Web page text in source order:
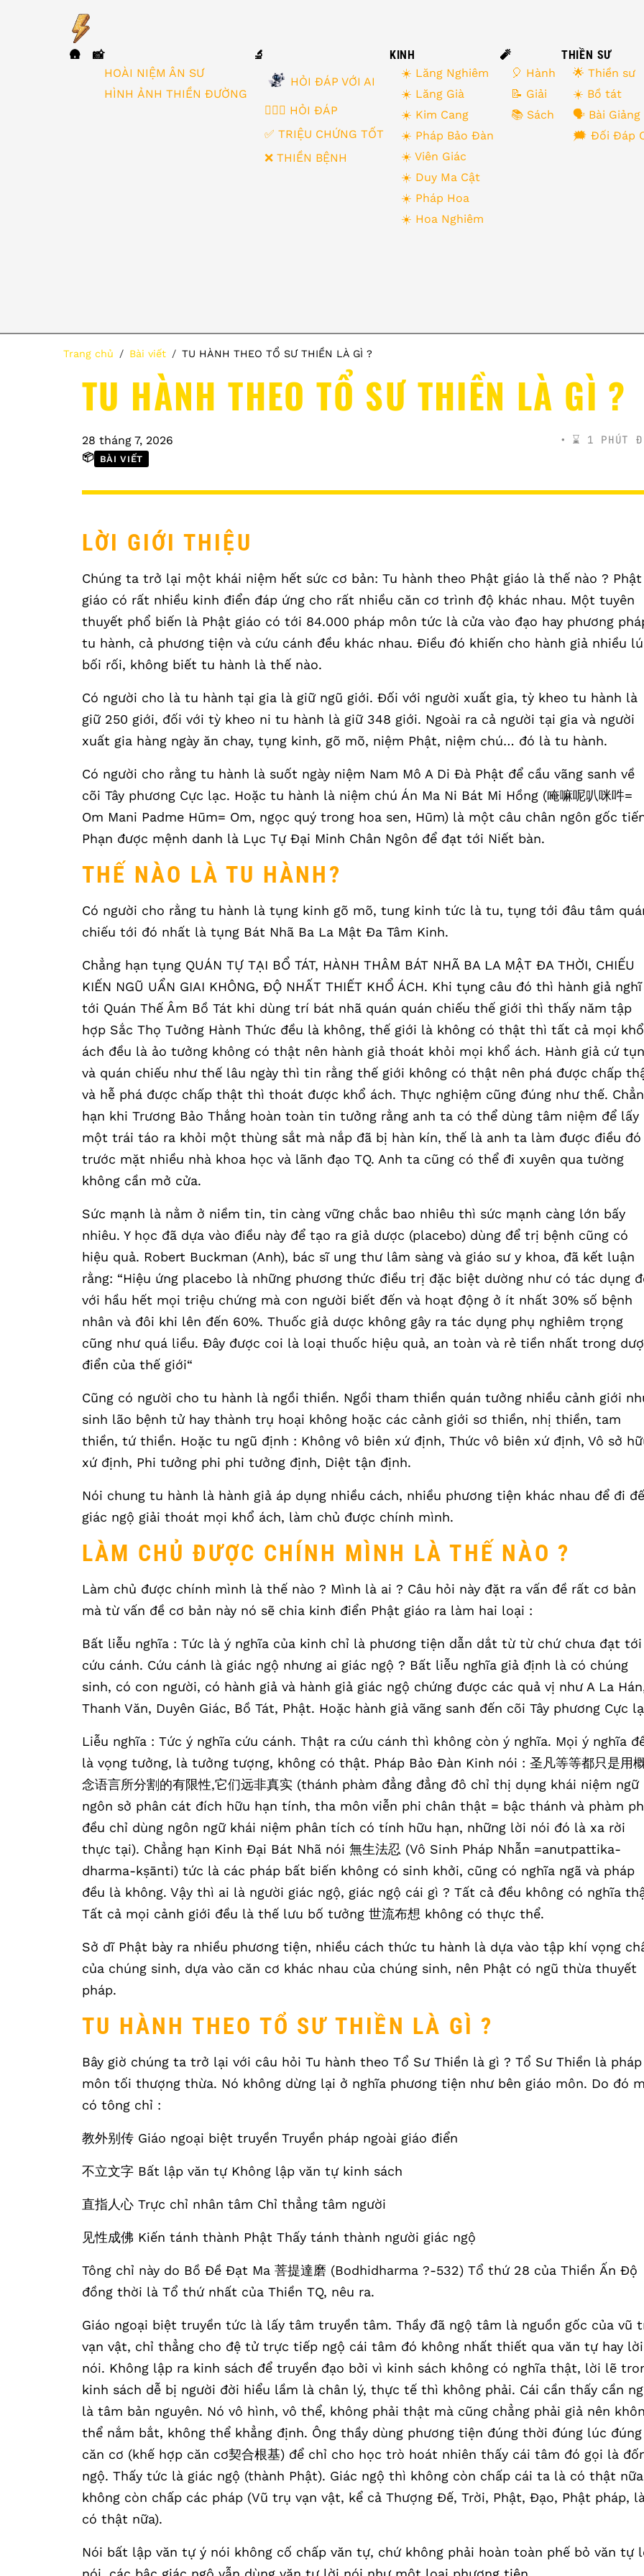
🛖
📸
HOÀI NIỆM ÂN SƯ
HÌNH ẢNH THIỀN ĐƯỜNG
🔬
HỎI ĐÁP VỚI AI
🙋🏻‍♂️ HỎI ĐÁP
✅ TRIỆU CHỨNG TỐT
❌ THIỀN BỆNH
KINH
☀️ Lăng Nghiêm
☀️ Lăng Già
☀️ Kim Cang
☀️ Pháp Bảo Đàn
☀️ Viên Giác
☀️ Duy Ma Cật
☀️ Pháp Hoa
☀️ Hoa Nghiêm
🧨
🎈 Hành
📝 Giải
📚 Sách
THIỀN SƯ
🌟 Thiền sư
☀️ Bồ tát
🗣 Bài Giảng
🗯 Đối Đáp
Trang chủ Bài viết TU HÀNH THEO TỔ SƯ THIỀN LÀ GÌ ?
TU HÀNH THEO TỔ SƯ THIỀN LÀ GÌ ?
28 tháng 7, 2026 ⌛️ 1 PHÚT
📦 BÀI VIẾT
LỜI GIỚI THIỆU
Chúng ta trở lại một khái niệm hết sức cơ bản: Tu hành theo Phật giáo là thế nào ? Phật
giáo có rất nhiều kinh điển đáp ứng cho rất nhiều căn cơ trình độ khác nhau. Một tuyên
thuyết phổ biến là Phật giáo có tới 84.000 pháp môn tức là cửa vào đạo hay phương
tu hành, cả phương tiện và cứu cánh đều khác nhau. Điều đó khiến cho hành giả nhiều
bối rối, không biết tu hành là thế nào.
Có người cho là tu hành tại gia là giữ ngũ giới. Đối với người xuất gia, tỳ kheo tu hành là
giữ 250 giới, đối với tỳ kheo ni tu hành là giữ 348 giới. Ngoài ra cả người tại gia và người
xuất gia hàng ngày ăn chay, tụng kinh, gõ mõ, niệm Phật, niệm chú… đó là tu hành.
Có người cho rằng tu hành là suốt ngày niệm Nam Mô A Di Đà Phật để cầu vãng sanh về
cõi Tây phương Cực lạc. Hoặc tu hành là niệm chú Án Ma Ni Bát Mi Hồng (唵嘛呢叭咪吽=
Om Mani Padme Hūm= Om, ngọc quý trong hoa sen, Hūm) là một câu chân ngôn gốc
Phạn được mệnh danh là Lục Tự Đại Minh Chân Ngôn để đạt tới Niết bàn.
THẾ NÀO LÀ TU HÀNH?
Có người cho rằng tu hành là tụng kinh gõ mõ, tung kinh tức là tu, tụng tới đâu tâm
chiếu tới đó nhất là tụng Bát Nhã Ba La Mật Đa Tâm Kinh.
Chẳng hạn tụng QUÁN TỰ TẠI BỔ TÁT, HÀNH THÂM BÁT NHÃ BA LA MẬT ĐA THỜI, CHIẾU
KIẾN NGŨ UẨN GIAI KHÔNG, ĐỘ NHẤT THIẾT KHỔ ÁCH. Khi tụng câu đó thì hành giả nghĩ
tới Quán Thế Âm Bồ Tát khi dùng trí bát nhã quán quán chiếu thế giới thì thấy năm tập
hợp Sắc Thọ Tưởng Hành Thức đều là không, thế giới là không có thật thì tất cả mọi khổ
ách đều là ảo tưởng không có thật nên hành giả thoát khỏi mọi khổ ách. Hành giả cứ
và quán chiếu như thế lâu ngày thì tin rằng thế giới không có thật nên phá được chấp
và hễ phá được chấp thật thì thoát được khổ ách. Thực nghiệm cũng đúng như thế.
hạn khi Trương Bảo Thắng hoàn toàn tin tưởng rằng anh ta có thể dùng tâm niệm để lấy
một trái táo ra khỏi một thùng sắt mà nắp đã bị hàn kín, thế là anh ta làm được điều đó
trước mặt nhiều nhà khoa học và lãnh đạo TQ. Anh ta cũng có thể đi xuyên qua tường
không cần mở cửa.
Sức mạnh là nằm ở niềm tin, tin càng vững chắc bao nhiêu thì sức mạnh càng lớn bấy
nhiêu. Y học đã dựa vào điều này để tạo ra giả dược (placebo) dùng để trị bệnh cũng có
hiệu quả. Robert Buckman (Anh), bác sĩ ung thư lâm sàng và giáo sư y khoa, đã kết luận
rằng: “Hiệu ứng placebo là những phương thức điều trị đặc biệt dường như có tác dụng
với hầu hết mọi triệu chứng mà con người biết đến và hoạt động ở ít nhất 30% số bệnh
nhân và đôi khi lên đến 60%. Thuốc giả dược không gây ra tác dụng phụ nghiêm trọng
cũng như quá liều. Đây được coi là loại thuốc hiệu quả, an toàn và rẻ tiền nhất trong
điển của thế giới“
Cũng có người cho tu hành là ngồi thiền. Ngồi tham thiền quán tưởng nhiều cảnh giới
sinh lão bệnh tử hay thành trụ hoại không hoặc các cảnh giới sơ thiền, nhị thiền, tam
thiền, tứ thiền. Hoặc tu ngũ định : Không vô biên xứ định, Thức vô biên xứ định, Vô sở
xứ định, Phi tưởng phi phi tưởng định, Diệt tận định.
Nói chung tu hành là hành giả áp dụng nhiều cách, nhiều phương tiện khác nhau để đi
giác ngộ giải thoát mọi khổ ách, làm chủ được chính mình.
LÀM CHỦ ĐƯỢC CHÍNH MÌNH LÀ THẾ NÀO ?
Làm chủ được chính mình là thế nào ? Mình là ai ? Câu hỏi này đặt ra vấn đề rất cơ bản
mà từ vấn đề cơ bản này nó sẽ chia kinh điển Phật giáo ra làm hai loại :
Bất liễu nghĩa : Tức là ý nghĩa của kinh chỉ là phương tiện dẫn dắt từ từ chứ chưa đạt tới
cứu cánh. Cứu cánh là giác ngộ nhưng ai giác ngộ ? Bất liễu nghĩa giả định là có chúng
sinh, có con người, có hành giả và hành giả giác ngộ chứng được các quả vị như A La
Thanh Văn, Duyên Giác, Bồ Tát, Phật. Hoặc hành giả vãng sanh đến cõi Tây phương Cực
Liễu nghĩa : Tức ý nghĩa cứu cánh. Thật ra cứu cánh thì không còn ý nghĩa. Mọi ý nghĩa
là vọng tưởng, là tưởng tượng, không có thật. Pháp Bảo Đàn Kinh nói : 圣凡等等都只是用
念语言所分割的有限性,它们远非真实 (thánh phàm đẳng đẳng đô chỉ thị dụng khái niệm ngữ
ngôn sở phân cát đích hữu hạn tính, tha môn viễn phi chân thật = bậc thánh và phàm
đều chỉ dùng ngôn ngữ khái niệm phân tích có tính hữu hạn, những lời nói đó là xa rời
thực tại). Chẳng hạn Kinh Đại Bát Nhã nói 無生法忍 (Vô Sinh Pháp Nhẫn =anutpattika-
dharma-kṣānti) tức là các pháp bất biến không có sinh khởi, cũng có nghĩa ngã và pháp
đều là không. Vậy thì ai là người giác ngộ, giác ngộ cái gì ? Tất cả đều không có nghĩa
Tất cả mọi cảnh giới đều là thế lưu bố tưởng 世流布想 không có thực thể.
Sở dĩ Phật bày ra nhiều phương tiện, nhiều cách thức tu hành là dựa vào tập khí vọng
của chúng sinh, dựa vào căn cơ khác nhau của chúng sinh, nên Phật có ngũ thừa thuyết
pháp.
TU HÀNH THEO TỔ SƯ THIỀN LÀ GÌ ?
Bây giờ chúng ta trở lại với câu hỏi Tu hành theo Tổ Sư Thiền là gì ? Tổ Sư Thiền là pháp
môn tối thượng thừa. Nó không dừng lại ở nghĩa phương tiện như bên giáo môn. Do đó
có tông chỉ :
教外别传 Giáo ngoại biệt truyền Truyền pháp ngoài giáo điển
不立文字 Bất lập văn tự Không lập văn tự kinh sách
直指人心 Trực chỉ nhân tâm Chỉ thẳng tâm người
见性成佛 Kiến tánh thành Phật Thấy tánh thành người giác ngộ
Tông chỉ này do Bồ Đề Đạt Ma 菩提達磨 (Bodhidharma ?-532) Tổ thứ 28 của Thiền Ấn Độ
đồng thời là Tổ thứ nhất của Thiền TQ, nêu ra.
Giáo ngoại biệt truyền tức là lấy tâm truyền tâm. Thầy đã ngộ tâm là nguồn gốc của vũ
vạn vật, chỉ thẳng cho đệ tử trực tiếp ngộ cái tâm đó không nhất thiết qua văn tự hay lời
nói. Không lập ra kinh sách để truyền đạo bởi vì kinh sách không có nghĩa thật, lời lẽ
kinh sách dễ bị người đời hiểu lầm là chân lý, thực tế thì không phải. Cái cần thấy cần
là tâm bản nguyên. Nó vô hình, vô thể, không phải thật mà cũng chẳng phải giả nên
thể nắm bắt, không thể khẳng định. Ông thầy dùng phương tiện đúng thời đúng lúc đúng
căn cơ (khế hợp căn cơ契合根基) để chỉ cho học trò hoát nhiên thấy cái tâm đó gọi là
ngộ. Thấy tức là giác ngộ (thành Phật). Giác ngộ thì không còn chấp cái ta là có thật
không còn chấp các pháp (Vũ trụ vạn vật, kể cả Thượng Đế, Trời, Phật, Đạo, Phật pháp,
có thật nữa).
Nói bất lập văn tự ý nói không cố chấp văn tự, chứ không phải hoàn toàn phế bỏ văn tự